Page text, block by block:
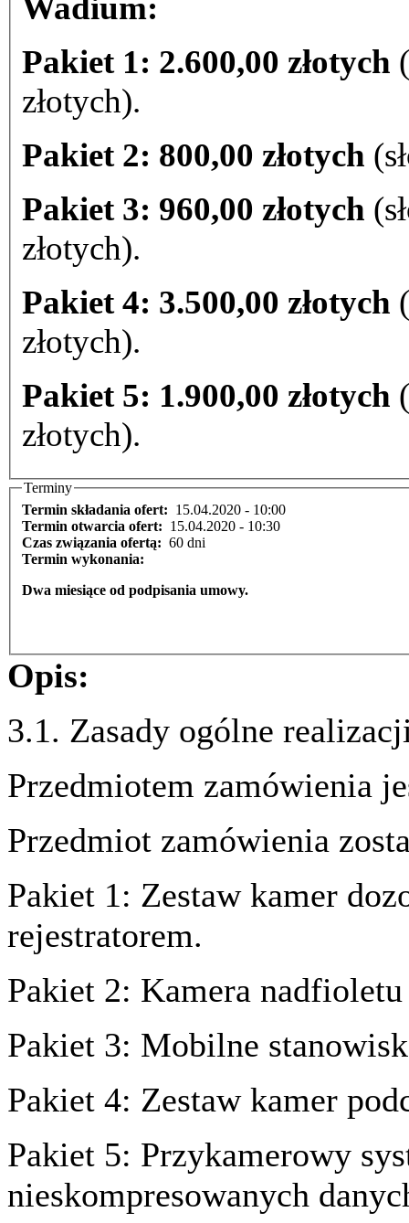
Wadium:
Pakiet 1: 2.600,00 złotych
złotych).
Pakiet 2: 800,00 złotych
Pakiet 3: 960,00 złotych
złotych).
Pakiet 4: 3.500,00 złotych
złotych).
Pakiet 5: 1.900,00 złotych
złotych).
Terminy
Termin składania ofert: 15.04.2020 - 10:00
Termin otwarcia ofert: 15.04.2020 - 10:30
Czas związania ofertą: 60 dni
Termin wykonania:
Dwa miesiące od podpisania umowy.
Opis:
3.1. Zasady ogólne
Przedmiotem zamówienia
Przedmiot zamówienia
Pakiet 1: Zestaw kamer
rejestratorem.
Pakiet 2: Kamera
Pakiet 3: Mobilne
Pakiet 4: Zestaw kamer
Pakiet 5: Przykamerowy
nieskompresowanych